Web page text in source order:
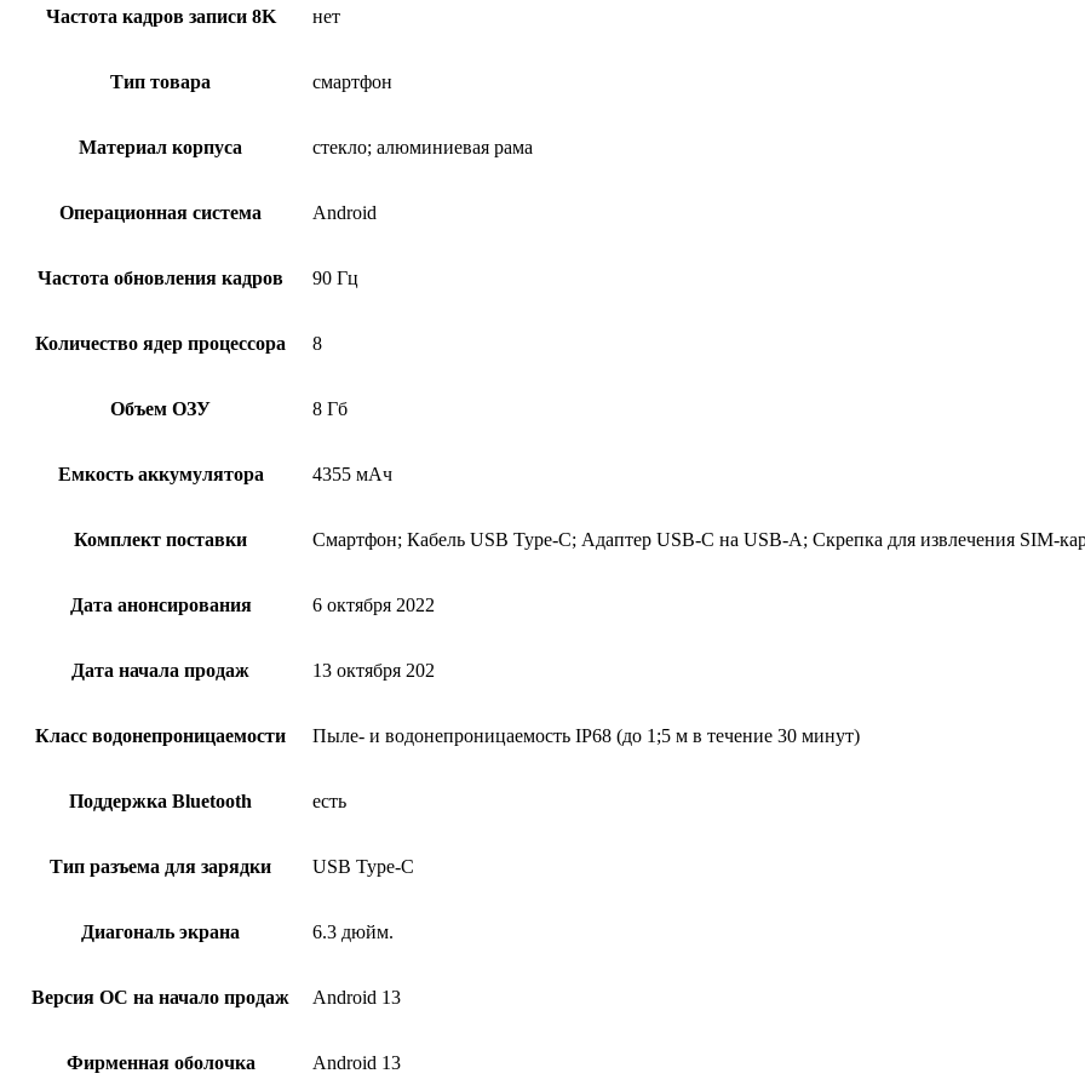
Частота кадров записи 8K нет
Тип товара смартфон
Материал корпуса стекло; алюминиевая рама
Операционная система Android
Частота обновления кадров 90 Гц
Количество ядер процессора 8
Объем ОЗУ 8 Гб
Емкость аккумулятора 4355 мАч
Комплект поставки Смартфон; Кабель USB Type-C; Адаптер USB-C на USB-A; Скрепка для извлечения SIM-
Дата анонсирования 6 октября 2022
Дата начала продаж 13 октября 202
Класс водонепроницаемости Пыле- и водонепроницаемость IP68 (до 1;5 м в течение 30 минут)
Поддержка Bluetooth есть
Тип разъема для зарядки USB Type-C
Диагональ экрана 6.3 дюйм.
Версия ОС на начало продаж Android 13
Фирменная оболочка Android 13